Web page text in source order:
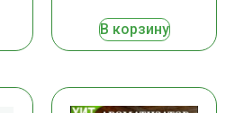
В корзину